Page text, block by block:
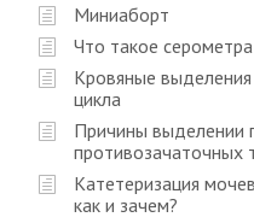
Миниаборт
Что такое
Кровяные
цикла
Причины выделении
противозачаточных
Катетеризация
как и зачем?